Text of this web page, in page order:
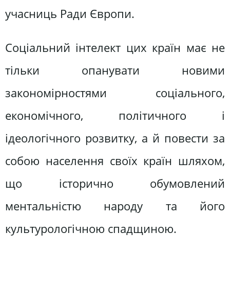
учасниць Ради Європи.
Соціальний інтелект цих країн має не
тільки опанувати новими
закономірностями соціального,
економічного, політичного і
ідеологічного розвитку, а й повести за
собою населення своїх країн шляхом,
що історично обумовлений
ментальністю народу та його
культурологічною спадщиною.